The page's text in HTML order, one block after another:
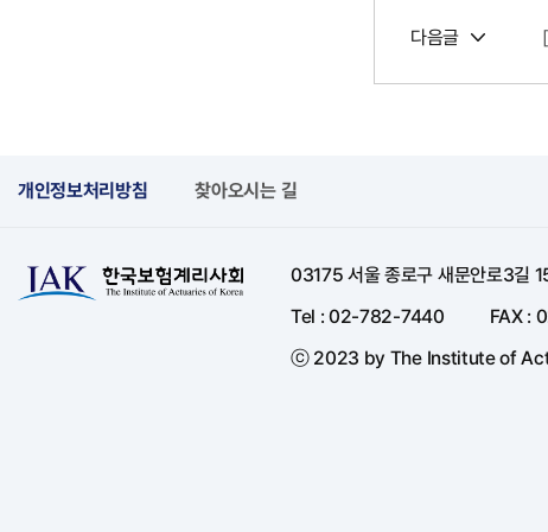
다음글
개인정보처리방침 찾아오시는 길
03175 서울 종로구 새문안로3길
Tel : 02-782-7440
FAX :
ⓒ 2023 by The Institute of